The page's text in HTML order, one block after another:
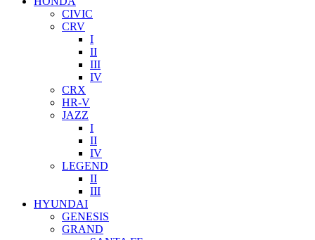
CIVIC
CRV
I
II
III
IV
CRX
HR-V
JAZZ
I
II
IV
LEGEND
II
III
HYUNDAI
GENESIS
GRAND